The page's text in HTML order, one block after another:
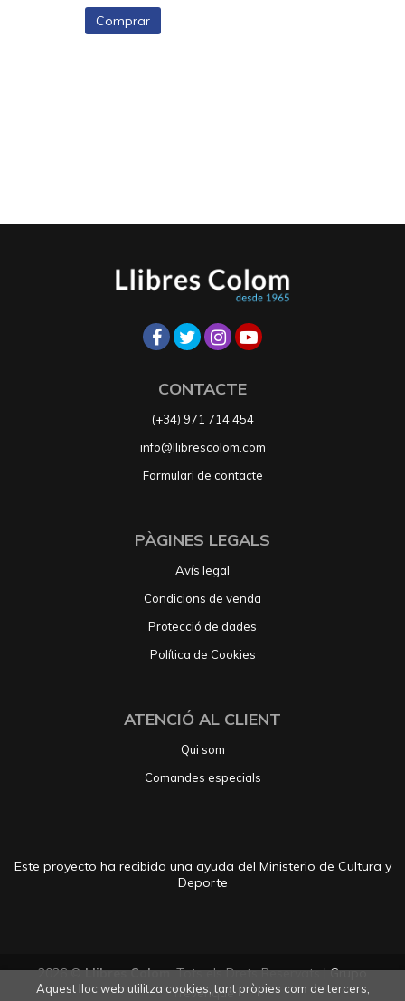
Comprar
CONTACTE
(+34) 971 714 454
info@llibrescolom.com
Formulari de contacte
PÀGINES LEGALS
Avís legal
Condicions de venda
Protecció de dades
Política de Cookies
ATENCIÓ AL CLIENT
Qui som
Comandes especials
Este proyecto ha recibido una ayuda del Ministerio de Cultura y
Deporte
2026 ©Llibres Colom. Tots els Drets Reservats |Grupo
Trevenque
Aquest lloc web utilitza cookies, tant pròpies com de tercers,